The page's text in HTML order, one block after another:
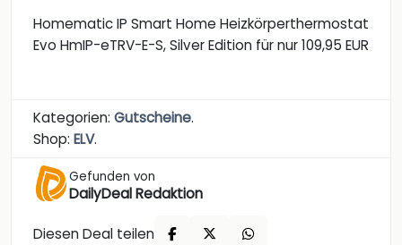
Homematic IP Smart Home Heizkörperthermostat
Evo HmIP-eTRV-E-S, Silver Edition für nur 109,95 EUR
Kategorien: Gutscheine.
Shop: ELV.
Gefunden von
DailyDeal Redaktion
Diesen Deal teilen